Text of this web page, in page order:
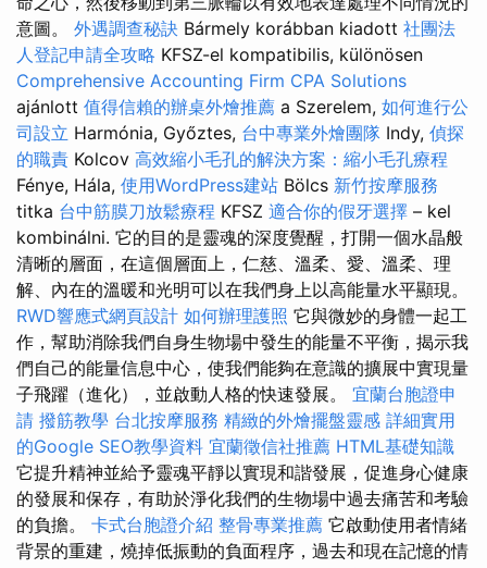
意圖。 外遇調查秘訣 Bármely korábban kiadott 社團法
人登記申請全攻略 KFSZ-el kompatibilis, különösen
Comprehensive Accounting Firm CPA Solutions
ajánlott 值得信賴的辦桌外燴推薦 a Szerelem, 如何進行公
司設立 Harmónia, Győztes, 台中專業外燴團隊 Indy, 偵探
的職責 Kolcov 高效縮小毛孔的解決方案：縮小毛孔療程
Fénye, Hála, 使用WordPress建站 Bölcs 新竹按摩服務
titka 台中筋膜刀放鬆療程 KFSZ 適合你的假牙選擇 – kel
kombinálni. 它的目的是靈魂的深度覺醒，打開一個水晶般
清晰的層面，在這個層面上，仁慈、溫柔、愛、溫柔、理
解、內在的溫暖和光明可以在我們身上以高能量水平顯現。
RWD響應式網頁設計 如何辦理護照 它與微妙的身體一起工
作，幫助消除我們自身生物場中發生的能量不平衡，揭示我
們自己的能量信息中心，使我們能夠在意識的擴展中實現量
子飛躍（進化），並啟動人格的快速發展。 宜蘭台胞證申
請 撥筋教學 台北按摩服務 精緻的外燴擺盤靈感 詳細實用
的Google SEO教學資料 宜蘭徵信社推薦 HTML基礎知識
它提升精神並給予靈魂平靜以實現和諧發展，促進身心健康
的發展和保存，有助於淨化我們的生物場中過去痛苦和考驗
的負擔。 卡式台胞證介紹 整骨專業推薦 它啟動使用者情緒
背景的重建，燒掉低振動的負面程序，過去和現在記憶的情